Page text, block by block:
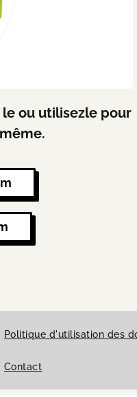
ou utilisezle pour
Politique d'utilisation des
Contact